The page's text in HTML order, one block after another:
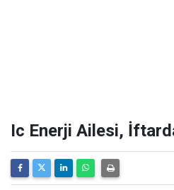
Ic Enerji Ailesi,